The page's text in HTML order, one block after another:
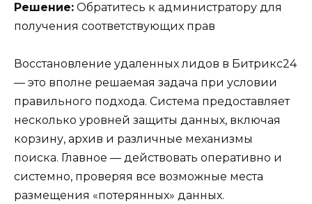
Решение: Обратитесь к администратору для
получения соответствующих прав
Восстановление удаленных лидов в Битрикс24
— это вполне решаемая задача при условии
правильного подхода. Система предоставляет
несколько уровней защиты данных, включая
корзину, архив и различные механизмы
поиска. Главное — действовать оперативно и
системно, проверяя все возможные места
размещения «потерянных» данных.